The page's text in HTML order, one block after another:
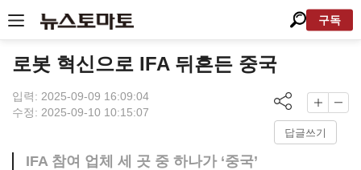
구독
로봇 혁신으로 IFA 뒤흔든 중국
입력: 2025-09-09 16:09:04
수정: 2025-09-10 10:15:07
답글쓰기
IFA 참여 업체 세 곳 중 하나가 ‘중국’